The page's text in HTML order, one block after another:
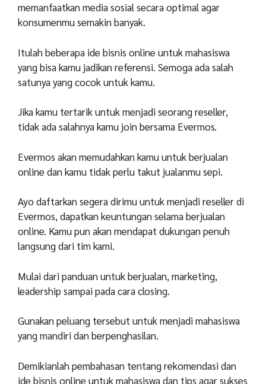
memanfaatkan media sosial secara optimal agar
konsumenmu semakin banyak.
Itulah beberapa ide bisnis online untuk mahasiswa
yang bisa kamu jadikan referensi. Semoga ada salah
satunya yang cocok untuk kamu.
Jika kamu tertarik untuk menjadi seorang reseller,
tidak ada salahnya kamu join bersama Evermos.
Evermos akan memudahkan kamu untuk berjualan
online dan kamu tidak perlu takut jualanmu sepi.
Ayo daftarkan segera dirimu untuk menjadi reseller di
Evermos, dapatkan keuntungan selama berjualan
online. Kamu pun akan mendapat dukungan penuh
langsung dari tim kami.
Mulai dari panduan untuk berjualan, marketing,
leadership sampai pada cara closing.
Gunakan peluang tersebut untuk menjadi mahasiswa
yang mandiri dan berpenghasilan.
Demikianlah pembahasan tentang rekomendasi dan
ide bisnis online untuk mahasiswa dan tips agar sukses